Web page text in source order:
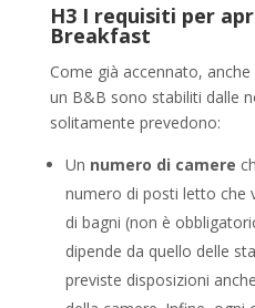
H3 I requisiti per
Breakfast
Come già accennato, anche
un B&B sono stabiliti dalle
solitamente prevedono:
Un numero di camere
numero di posti letto che
di bagni (non è
dipende da quello delle
previste disposizioni